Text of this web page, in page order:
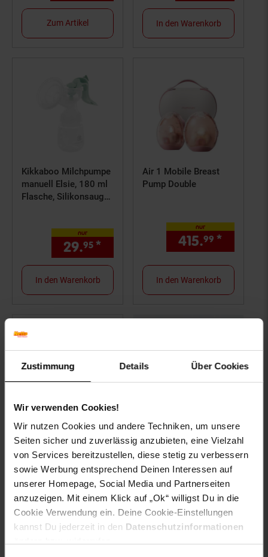
Zustimmung Details Über Cookies
Wir verwenden Cookies!
Wir nutzen Cookies und andere Techniken, um unsere
Seiten sicher und zuverlässig anzubieten, eine Vielzahl
von Services bereitzustellen, diese stetig zu verbessern
sowie Werbung entsprechend Deinen Interessen auf
unserer Homepage, Social Media und Partnerseiten
anzuzeigen. Mit einem Klick auf „Ok“ willigst Du in die
Cookie Verwendung ein. Deine Cookie-Einstellungen
kannst Du jederzeit in den Datenschutzinformationen
Zum Artikel In den Warenkorb
Kikkaboo Milchpumpe
manuell Elsie, 180 ml
Flasche, Silikonsauger
nur
29.95 * € Sternchen
In den Warenkorb
Air 1 Mobile Breast
Pump Double
nur
415.99 *
In den Warenkorb
Lorelli elektrische
Milchpumpe Daily
Comfort Touchscreen,
180 ml, Schutzdeckel
nur
57.95*nur 57,95€ Sternchen